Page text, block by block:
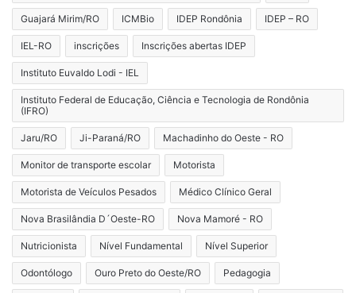
Guajará Mirim/RO ICMBio IDEP Rondônia IDEP – RO
IEL-RO inscrições Inscrições abertas IDEP
Instituto Euvaldo Lodi - IEL
Instituto Federal de Educação, Ciência e Tecnologia de Rondônia
(IFRO)
Jaru/RO Ji-Paraná/RO Machadinho do Oeste - RO
Monitor de transporte escolar Motorista
Motorista de Veículos Pesados Médico Clínico Geral
Nova Brasilândia D´Oeste-RO Nova Mamoré - RO
Nutricionista Nível Fundamental Nível Superior
Odontólogo Ouro Preto do Oeste/RO Pedagogia